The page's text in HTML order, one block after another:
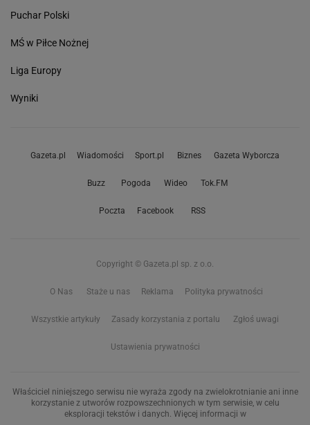
Puchar Polski
MŚ w Piłce Nożnej
Liga Europy
Wyniki
Gazeta.pl Wiadomości Sport.pl Biznes Gazeta Wyborcza
Buzz Pogoda Wideo Tok.FM
Poczta Facebook RSS
Copyright © Gazeta.pl sp. z o.o.
O Nas Staże u nas Reklama Polityka prywatności
Wszystkie artykuły Zasady korzystania z portalu Zgłoś uwagi
Ustawienia prywatności
Właściciel niniejszego serwisu nie wyraża zgody na zwielokrotnianie ani inne
korzystanie z utworów rozpowszechnionych w tym serwisie, w celu
eksploracji tekstów i danych. Więcej informacji w